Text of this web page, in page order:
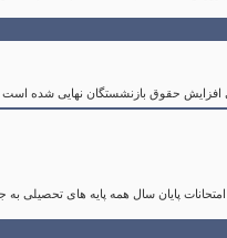
بازنشستگان نهایی شده است و از خرداد 1405
پایان سال همه پایه های تحصیلی